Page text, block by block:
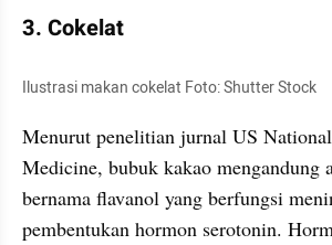
3. Cokelat
Ilustrasi makan cokelat Foto: Shutter Stock
Menurut penelitian jurnal US
Medicine, bubuk kakao mengandung
bernama flavanol yang berfungsi
pembentukan hormon serotonin.